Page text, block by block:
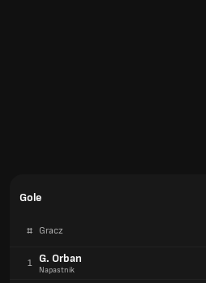
Gole
# Gracz
1 G. Orban
Napastnik